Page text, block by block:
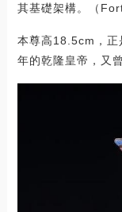
其基礎架構。（
本尊高18.5cm，正
年的乾隆皇帝，又